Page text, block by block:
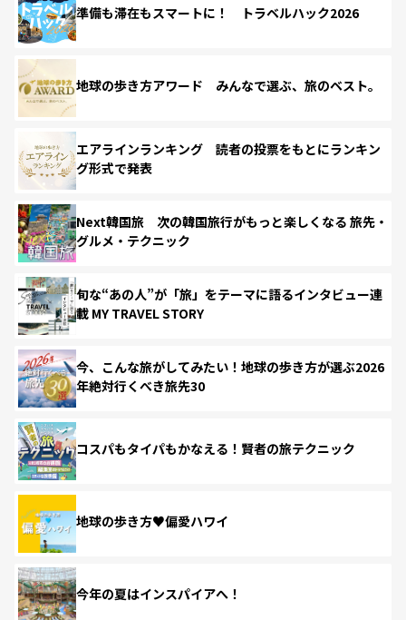
準備も滞在もスマートに！ トラベルハック2026
地球の歩き方アワード みんなで選ぶ、旅のベスト。
エアラインランキング 読者の投票をもとにランキン
グ形式で発表
Next韓国旅 次の韓国旅行がもっと楽しくなる 旅先・
グルメ・テクニック
旬な“あの人”が「旅」をテーマに語るインタビュー連
載 MY TRAVEL STORY
今、こんな旅がしてみたい！地球の歩き方が選ぶ2026
年絶対行くべき旅先30
コスパもタイパもかなえる！賢者の旅テクニック
地球の歩き方♥偏愛ハワイ
今年の夏はインスパイアへ！